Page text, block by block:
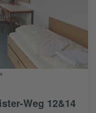
Weg 12&14